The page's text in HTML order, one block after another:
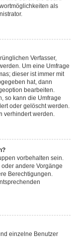
als
Verfasser,
Um eine Umfrage
dieser ist immer mit
hat, dann
bearbeiten.
so kann die Umfrage
oder gelöscht werden.
verhindert werden.
vorbehalten sein.
andere Vorgänge
Berechtigungen.
einzelne Benutzer